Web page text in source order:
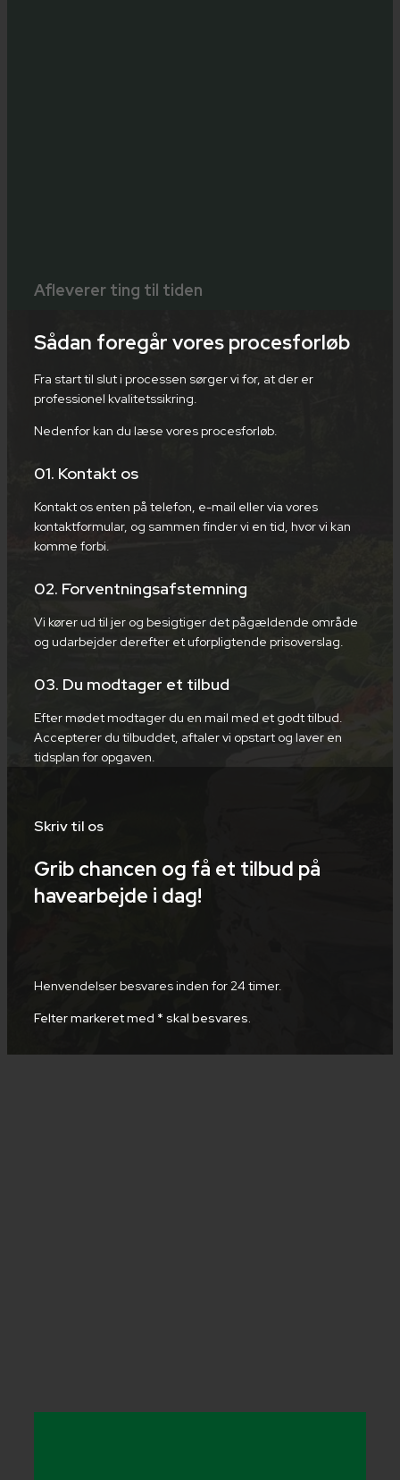
Afleverer ting til tiden
Sådan foregår vores procesforløb
Fra start til slut i processen sørger vi for, at der er
professionel kvalitetssikring.
Nedenfor kan du læse vores procesforløb.
01. ​​K​ontakt os
Kontakt os enten på telefon, e-mail eller via ​vores
kontaktformular, og sammen finder vi en tid, hvor vi kan
komme forbi.
​02. Forventningsafstemni​ng
Vi køre​r ud til jer og besigtiger det pågældende område
og udarbejder derefter et uforpligtende prisoverslag.
​03. Du modtager et tilbud
​​Efter mødet modtager du en mail med et godt tilbud.
Accepterer​ du tilbuddet, aftaler vi opstart og laver en
tidsplan for opgaven.
Skriv til os​
Grib chancen og få et tilbud på
havearbejde i dag!
Henvendelser besvares inden for 24 timer.
Felter markeret med * skal besvares.​